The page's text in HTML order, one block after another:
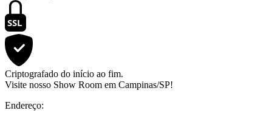
SSL
Criptografado do início ao fim.
Visite nosso Show Room em Campinas/SP!
Endereço: